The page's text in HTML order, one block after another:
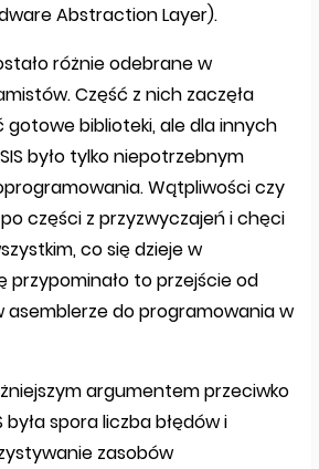
Abstraction Layer).
różnie odebrane w
Część z nich zaczęła
biblioteki, ale dla innych
było tylko niepotrzebnym
Wątpliwości czy
części z przyzwyczajeń i chęci
co się dzieje w
przypominało to przejście od
asemblerze do programowania w
argumentem przeciwko
była spora liczba błędów i
zasobów